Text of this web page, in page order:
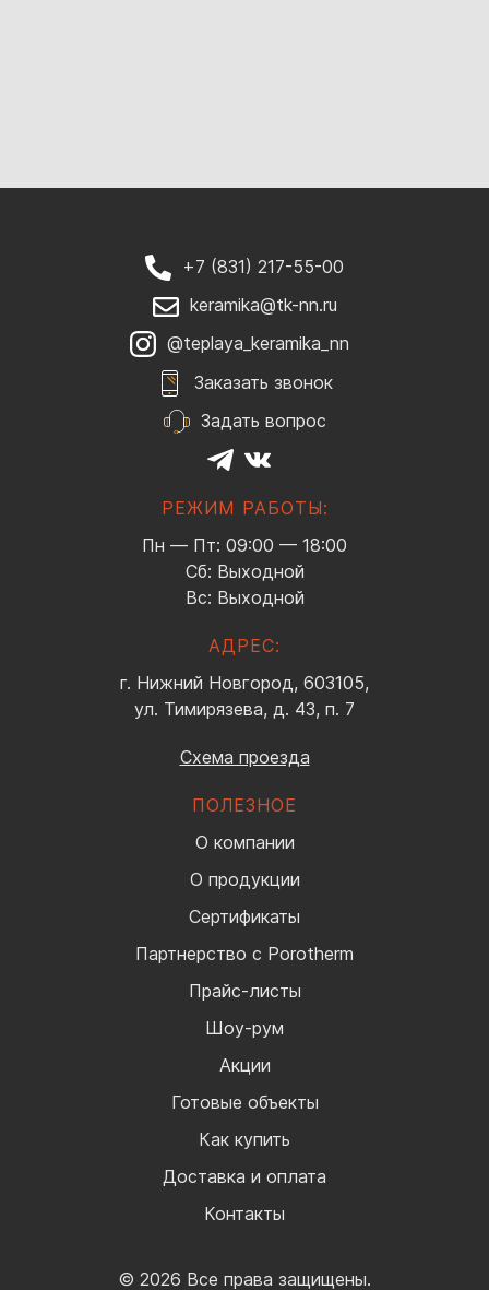
+7 (831) 217-55-00
keramika@tk-nn.ru
@teplaya_keramika_nn
Заказать звонок
Задать вопрос
РЕЖИМ РАБОТЫ:
Пн — Пт: 09:00 — 18:00
Сб: Выходной
Вс: Выходной
АДРЕС:
г. Нижний Новгород, 603105,
ул. Тимирязева, д. 43, п. 7
Схема проезда
ПОЛЕЗНОЕ
О компании
О продукции
Сертификаты
Партнерство с Porotherm
Прайс-листы
Шоу-рум
Акции
Готовые объекты
Как купить
Доставка и оплата
Контакты
© 2026 Все права защищены.